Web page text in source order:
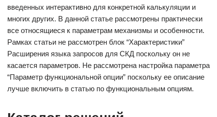
введенных интерактивно для конкретной калькуляции и
многих других. В данной статье рассмотрены практически
все относящиеся к параметрам механизмы и особенности.
Рамках статьи не рассмотрен блок “Характеристики”
Расширения языка запросов для СКД поскольку он не
касается параметров. Не рассмотрена настройка параметра
“Параметр функциональной опции” поскольку ее описание
лучше включить в статью по функциональным опциям.